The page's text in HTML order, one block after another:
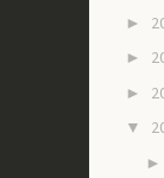
►
►
►
▼
►